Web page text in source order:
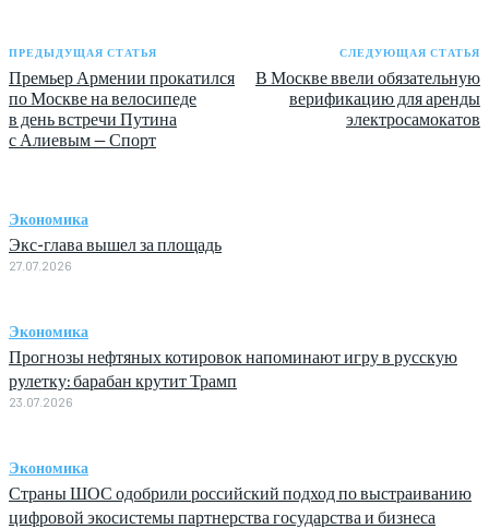
ПРЕДЫДУЩАЯ СТАТЬЯ
Премьер Армении прокатился
по Москве на велосипеде
в день встречи Путина
с Алиевым — Спорт
СЛЕДУЮЩАЯ СТАТЬЯ
В Москве ввели обязательную
верификацию для аренды
электросамокатов
Экономика
Экс-глава вышел за площадь
27.07.2026
Экономика
Прогнозы нефтяных котировок напоминают игру в русскую
рулетку: барабан крутит Трамп
23.07.2026
Экономика
Страны ШОС одобрили российский подход по выстраиванию
цифровой экосистемы партнерства государства и бизнеса